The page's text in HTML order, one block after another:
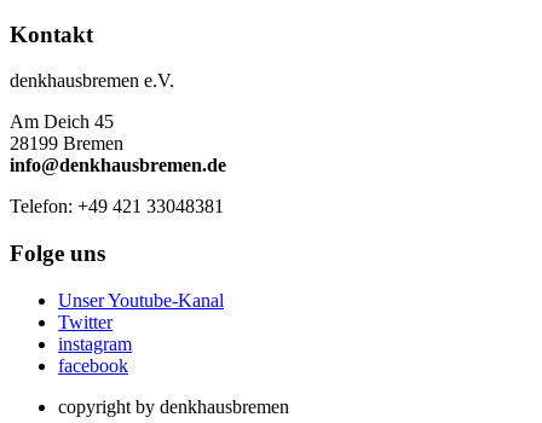
Kontakt
denkhausbremen e.V.
Am Deich 45
28199 Bremen
info@denkhausbremen.de
Telefon: +49 421 33048381
Folge uns
Unser Youtube-Kanal
Twitter
instagram
facebook
copyright by denkhausbremen